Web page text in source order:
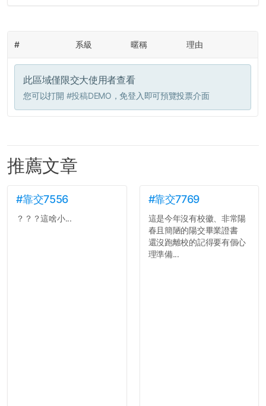
# 系級 暱稱 理由
此區域僅限交大使用者查看
您可以打開 #投稿DEMO ，免登入即可預覽投票介面
推薦文章
#靠交7556
？？？這啥小...
#靠交7769
這是今年沒有校徽、非常陽
春且簡陋的陽交畢業證書
還沒跑離校的記得要有個心
理準備...